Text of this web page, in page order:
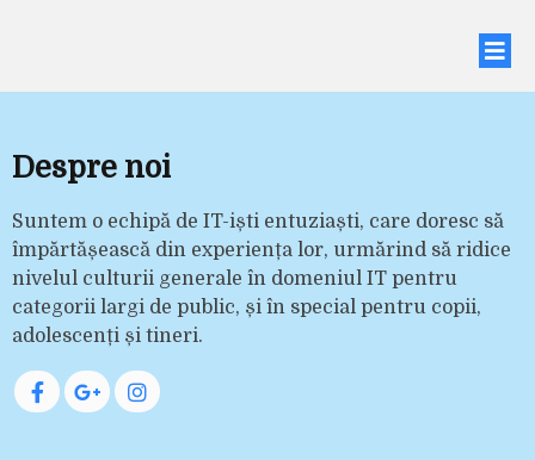
Despre noi
Suntem o echipă de IT-iști entuziaști, care doresc să
împărtășească din experiența lor, urmărind să ridice
nivelul culturii generale în domeniul IT pentru
categorii largi de public, și în special pentru copii,
adolescenți și tineri.